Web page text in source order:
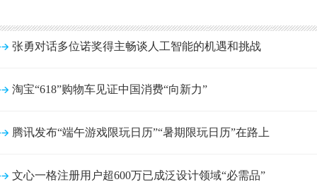
张勇对话多位诺奖得主畅谈人工智能的机遇和挑战
淘宝“618”购物车见证中国消费“向新力”
腾讯发布“端午游戏限玩日历”“暑期限玩日历”在路上
文心一格注册用户超600万已成泛设计领域“必需品”